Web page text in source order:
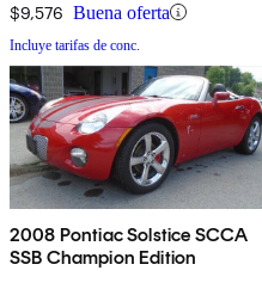
$9,576 Buena oferta
Incluye tarifas de conc.
2008 Pontiac Solstice SCCA
SSB Champion Edition